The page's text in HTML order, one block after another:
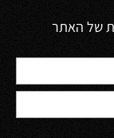
של האתר